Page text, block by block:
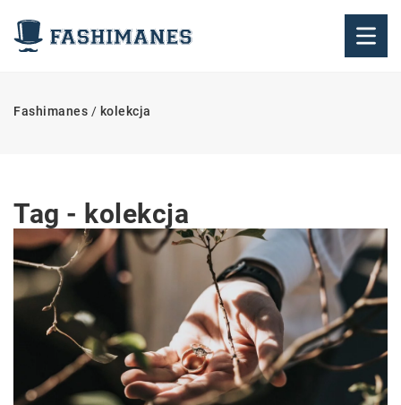
Fashimanes / kolekcja
Tag - kolekcja